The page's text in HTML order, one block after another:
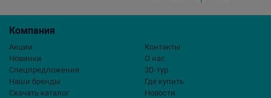
Компания
Акции
Новинки
Спецпредложения
Наши бренды
Скачать каталог
Контакты
О нас
3D-тур
Где купить
Новости